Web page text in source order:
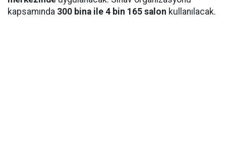
kapsamında 300 bina ile 4 bin 165 salon kullanılacak.